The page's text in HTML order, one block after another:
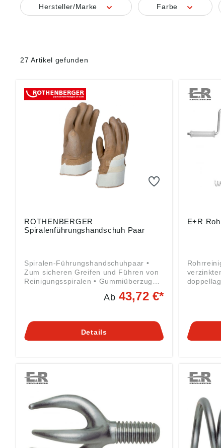
Hersteller/Marke Farbe
27 Artikel gefunden
ROTHENBERGER
Spiralenführungshandschuh Paar
Spiralen-Führungshandschuhpaar •
Zum sicheren Greifen und Führen von
Reinigungsspiralen • Gummiüberzug
für die Griffsicherheit, verhindert ein
Vollsaugen der Handschuhe •
Angaben gemäß
Produktsicherheitsverordnung ((EU)
info@rothenberger.com
Ab 43,72 €*
Details
E+R
Wellen-
Wellen-
Einsatz